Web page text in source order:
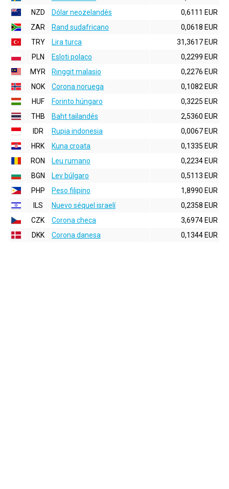
NZD
Dólar neozelandés
0,6111 EUR
ZAR
Rand sudafricano
0,0618 EUR
TRY
Lira turca
31,3617 EUR
PLN
Esloti polaco
0,2299 EUR
MYR
Ringgit malasio
0,2276 EUR
NOK
Corona noruega
0,1082 EUR
HUF
Forinto húngaro
0,3225 EUR
THB
Baht tailandés
2,5360 EUR
IDR
Rupia indonesia
0,0067 EUR
HRK
Kuna croata
0,1335 EUR
RON
Leu rumano
0,2234 EUR
BGN
Lev búlgaro
0,5113 EUR
PHP
Peso filipino
1,8990 EUR
ILS
Nuevo séquel israelí
0,2358 EUR
CZK
Corona checa
3,6974 EUR
DKK
Corona danesa 0,1344 EUR